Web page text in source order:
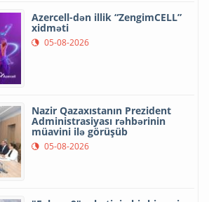
Azercell-dən illik “ZengimCELL”
xidməti
05-08-2026
Nazir Qazaxıstanın Prezident
Administrasiyası rəhbərinin
müavini ilə görüşüb
05-08-2026